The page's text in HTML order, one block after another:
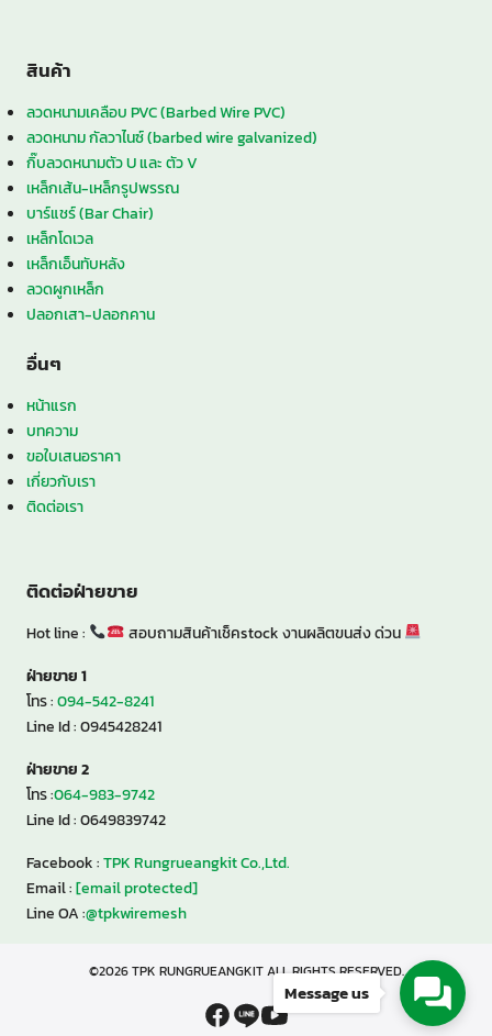
สินค้า
ลวดหนามเคลือบ PVC (Barbed Wire PVC)
ลวดหนาม กัลวาไนซ์ (barbed wire galvanized)
กิ๊บลวดหนามตัว U และ ตัว V
เหล็กเส้น-เหล็กรูปพรรณ
บาร์แชร์ (Bar Chair)
เหล็กโดเวล
เหล็กเอ็นทับหลัง
ลวดผูกเหล็ก
ปลอกเสา-ปลอกคาน
อื่นๆ
หน้าแรก
บทความ
ขอใบเสนอราคา
เกี่ยวกับเรา
ติดต่อเรา
ติดต่อฝ่ายขาย
Hot line :
สอบถามสินค้าเช็คstock งานผลิตขนส่ง ด่วน
ฝ่ายขาย 1
โทร :094-542-8241
Line Id : 0945428241
ฝ่ายขาย 2
โทร :064-983-9742
Line Id : 0649839742
Facebook :TPK Rungrueangkit Co.,Ltd.
Email :[email protected]
Line OA :@tpkwiremesh
©2026 TPK RUNGRUEANGKIT ALL RIGHTS RESERVED.
Message us